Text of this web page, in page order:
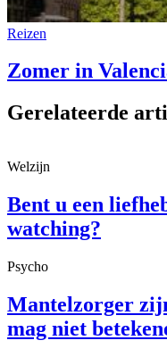
Reizen
Zomer in
Gerelateerde
Welzijn
Bent u een
watching?
Psycho
Mantelzorger
mag niet